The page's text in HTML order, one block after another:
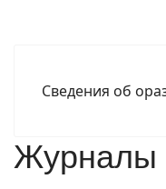
Сведения об
Журналы